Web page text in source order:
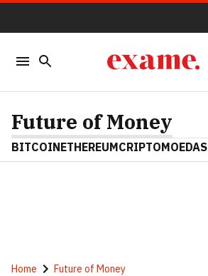
Future of Money
BITCOINETHEREUMCRIPTOMOEDAS
Home Future of Money